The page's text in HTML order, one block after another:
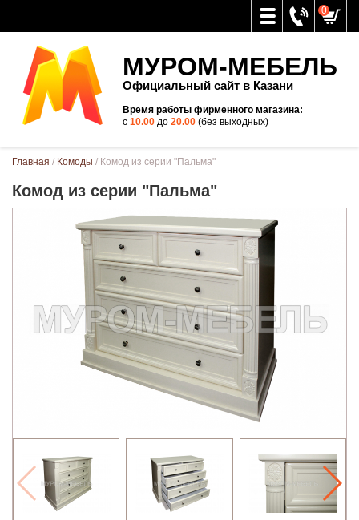
0
МУРОМ-МЕБЕЛЬ
Официальный сайт в Казани
Время работы фирменного магазина:
с 10.00до 20.00(без выходных)
Вы здесь
Главная / Комоды / Комод из серии "Пальма"
Комод из серии "Пальма"